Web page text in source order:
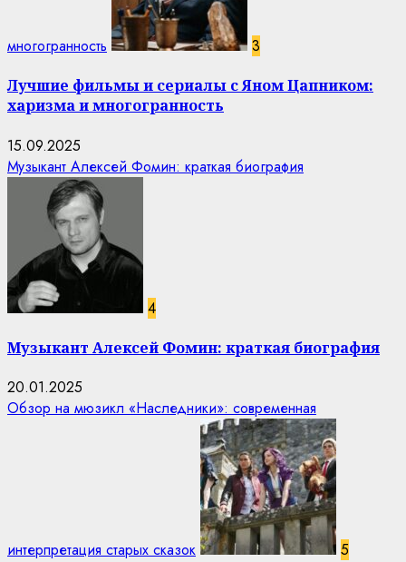
многогранность 3
Лучшие фильмы и сериалы с Яном Цапником:
харизма и многогранность
15.09.2025
Музыкант Алексей Фомин: краткая биография
4
Музыкант Алексей Фомин: краткая биография
20.01.2025
Обзор на мюзикл «Наследники»: современная
интерпретация старых сказок 5